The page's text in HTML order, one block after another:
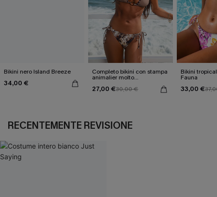
Bikini nero Island Breeze
34,00 €
Completo bikini con stampa
animalier molto
27,00 €30,00 €
Bikini
Fauna
33,00 €
RECENTEMENTE REVISIONE